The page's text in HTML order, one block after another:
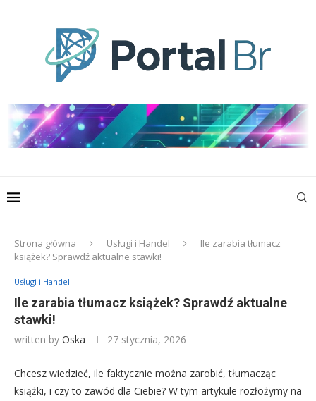
Strona główna Usługi i Handel
Ile zarabia tłumacz
książek? Sprawdź aktualne stawki!
Usługi i Handel
Ile zarabia tłumacz książek? Sprawdź aktualne
stawki!
written by Oska 27 stycznia, 2026
Chcesz wiedzieć, ile faktycznie można zarobić, tłumacząc
książki, i czy to zawód dla Ciebie? W tym artykule rozłożymy na